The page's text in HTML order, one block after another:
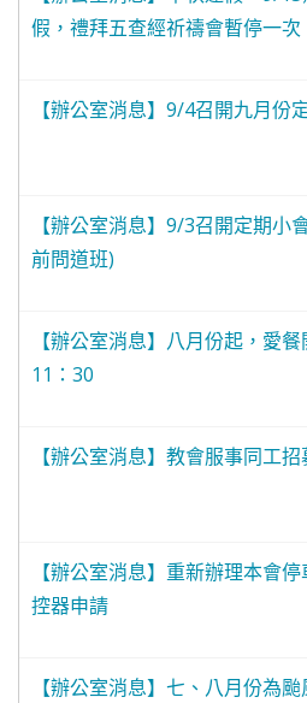
假，禮拜五查經祈禱會暫停一次
【辦公室消息】9/4召開九月份
【辦公室消息】9/3召開定期小
前問道班)
【辦公室消息】八月份起，愛
11：30
【辦公室消息】教會服事同工招
【辦公室消息】重新辦理本會
控器申請
【辦公室消息】七、八月份為